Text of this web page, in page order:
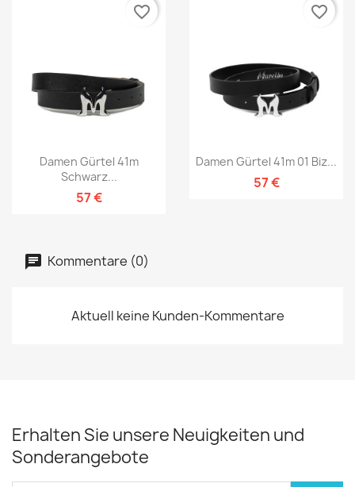
Damen Gürtel 41m
Schwarz...
57 €
favorite_border
Damen Gürtel 41m 01 Biz...
57 €
favorite_border
Kommentare (0)
Aktuell keine Kunden-Kommentare
Erhalten Sie unsere Neuigkeiten und
Sonderangebote